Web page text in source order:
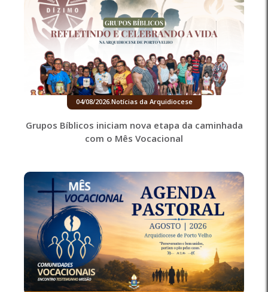
04/08/2026. Notícias da Arquidiocese
Grupos Bíblicos iniciam nova etapa da caminhada
com o Mês Vocacional